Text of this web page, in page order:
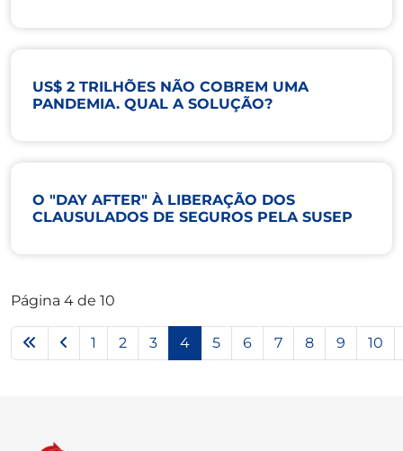
US$ 2 TRILHÕES NÃO COBREM UMA
PANDEMIA. QUAL A SOLUÇÃO?
O "DAY AFTER" À LIBERAÇÃO DOS
CLAUSULADOS DE SEGUROS PELA SUSEP
Página 4 de 10
1 2 3 4 5 6 7 8 9 10